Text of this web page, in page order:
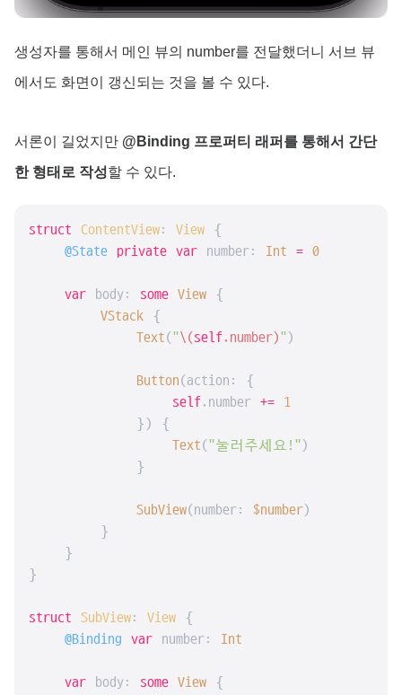
생성자를 통해서 메인 뷰의 number를 전달했더니 서브 뷰
에서도 화면이 갱신되는 것을 볼 수 있다.
서론이 길었지만 @Binding 프로퍼티 래퍼를 통해서 간단
한 형태로 작성할 수 있다.
struct ContentView: View
{
@State
private var number: Int = 0
var body: some View {
VStack {
Text("\(self.number)")
Button(action: {
self.number +=
1
            }) {
Text("눌러주세요!")
            }
SubView(number: $number)
        }
    }
}
struct SubView: View
{
@Binding
var number: Int
var body: some View {